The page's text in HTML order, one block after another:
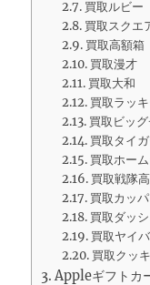
買取ルビー
買取スクエ
買取高額箱
買取漫才
買取大和
買取ラッ
買取ビッ
買取タイ
買取ホー
買取戦隊
買取カッ
買取ダッ
買取ヤイバ
買取クッ
Appleギフトカ